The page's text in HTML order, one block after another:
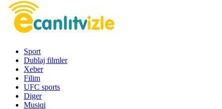
Sport
Dublaj filmler
Xeber
Filim
UFC sports
Diger
Musiqi